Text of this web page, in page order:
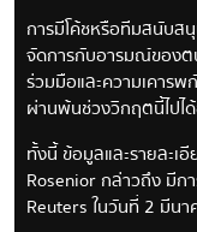
การมีโค้ชหรือทีมสนับส
จัดการกับอารมณ์ของต
ร่วมมือและความเคารพ
ผ่านพ้นช่วงวิกฤตนี้ไปไ
ทั้งนี้ ข้อมูลและรายละเ
Rosenior กล่าวถึง มีก
Reuters ในวันที่ 2 มีน